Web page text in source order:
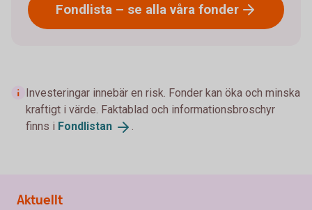
Fondlista – se alla våra fonder
Investeringar innebär en risk. Fonder kan öka och minska
kraftigt i värde. Faktablad och informationsbroschyr
finns i Fondlistan .
Aktuellt